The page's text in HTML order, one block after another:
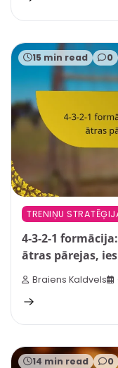
15 min read 0
TRENIŅU
4-3-2-1
ātras pārejas,
Braiens Kaldvels
14 min read 0